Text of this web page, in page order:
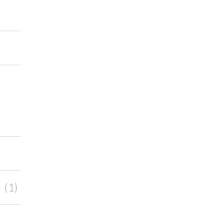
(1)